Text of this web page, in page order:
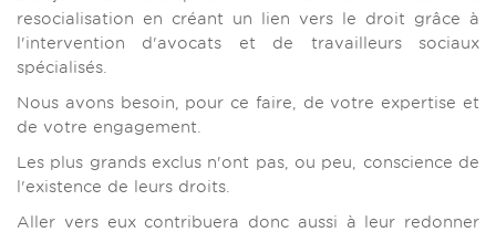
resocialisation en créant un lien vers le droit grâce à
l'intervention d'avocats et de travailleurs sociaux
spécialisés.
Nous avons besoin, pour ce faire, de votre expertise et
de votre engagement.
Les plus grands exclus n'ont pas, ou peu, conscience de
l'existence de leurs droits.
Aller vers eux contribuera donc aussi à leur redonner